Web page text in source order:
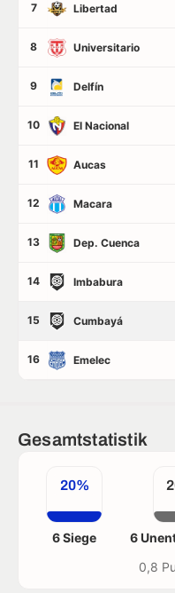
7 Libertad
8 Universitario
9 Delfín
10 El Nacional
11 Aucas
12 Macara
13 Dep. Cuenca
14 Imbabura
15 Cumbayá
16 Emelec
Gesamtstatistik
20%
6 Siege 6
0,8